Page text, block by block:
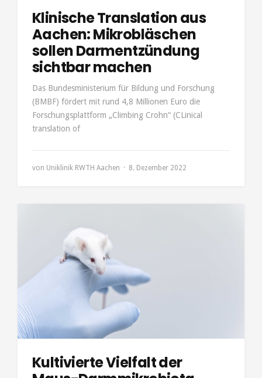
Klinische Translation aus
Aachen: Mikrobläschen
sollen Darmentzündung
sichtbar machen
Das Bundesministerium für Bildung und Forschung
(BMBF) fördert mit rund 4,8 Millionen Euro die
Forschungsplattform „Climbing Crohn“ (CLinical
translation of
von Uniklinik RWTH Aachen 8. Dezember 2022
Kultivierte Vielfalt der